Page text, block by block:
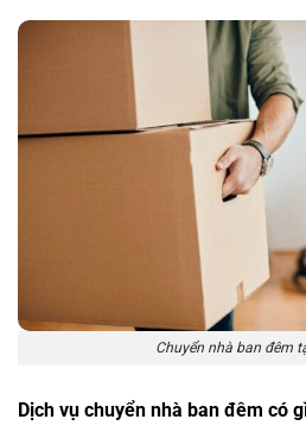
Chuyển nhà ban đêm
Dịch vụ chuyển nhà ban đêm có